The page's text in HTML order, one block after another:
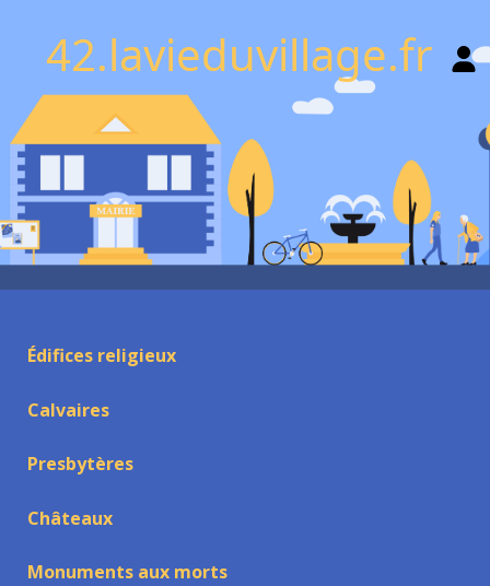
42.lavieduvillage.fr
Édifices religieux
Calvaires
Presbytères
Châteaux
Monuments aux morts